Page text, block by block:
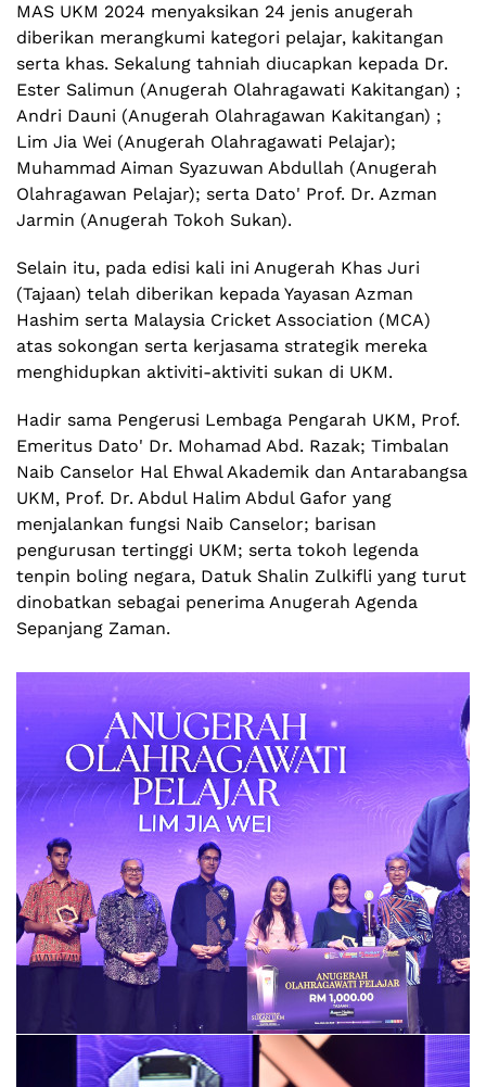
MAS UKM 2024 menyaksikan 24 jenis anugerah
diberikan merangkumi kategori pelajar, kakitangan
serta khas. Sekalung tahniah diucapkan kepada Dr.
Ester Salimun (Anugerah Olahragawati Kakitangan) ;
Andri Dauni (Anugerah Olahragawan Kakitangan) ;
Lim Jia Wei (Anugerah Olahragawati Pelajar);
Muhammad Aiman Syazuwan Abdullah (Anugerah
Olahragawan Pelajar); serta Dato' Prof. Dr. Azman
Jarmin (Anugerah Tokoh Sukan).
Selain itu, pada edisi kali ini Anugerah Khas Juri
(Tajaan) telah diberikan kepada Yayasan Azman
Hashim serta Malaysia Cricket Association (MCA)
atas sokongan serta kerjasama strategik mereka
menghidupkan aktiviti-aktiviti sukan di UKM.
Hadir sama Pengerusi Lembaga Pengarah UKM, Prof.
Emeritus Dato' Dr. Mohamad Abd. Razak; Timbalan
Naib Canselor Hal Ehwal Akademik dan Antarabangsa
UKM, Prof. Dr. Abdul Halim Abdul Gafor yang
menjalankan fungsi Naib Canselor; barisan
pengurusan tertinggi UKM; serta tokoh legenda
tenpin boling negara, Datuk Shalin Zulkifli yang turut
dinobatkan sebagai penerima Anugerah Agenda
Sepanjang Zaman.